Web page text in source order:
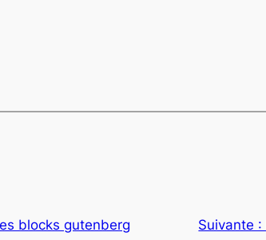
blocks gutenberg
Suivante :